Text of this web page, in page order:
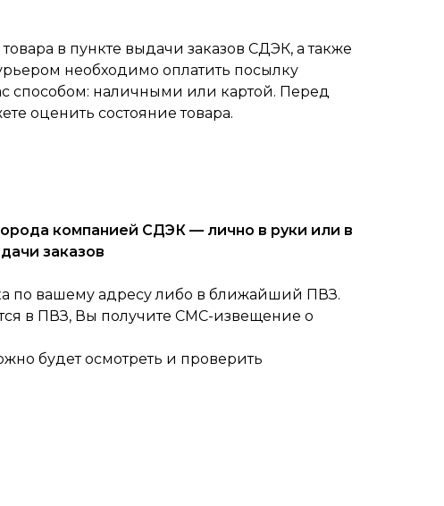
в пункте выдачи заказов СДЭК, а также
необходимо оплатить посылку
способом: наличными или картой. Перед
оценить состояние товара.
компанией СДЭК — лично в руки или в
заказов
по вашему адресу либо в ближайший ПВЗ.
в ПВЗ, Вы получите СМС-извещение о
будет осмотреть и проверить